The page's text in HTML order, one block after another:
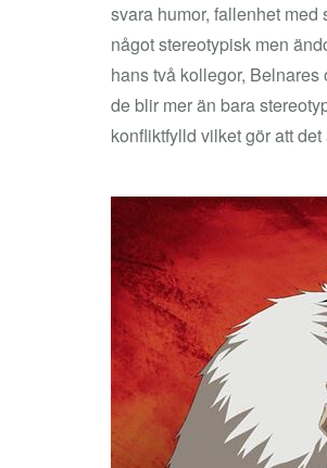
svara humor, fallenhet
något stereotypisk men
hans två kollegor,
de blir mer än bara
konfliktfylld vilket gör att